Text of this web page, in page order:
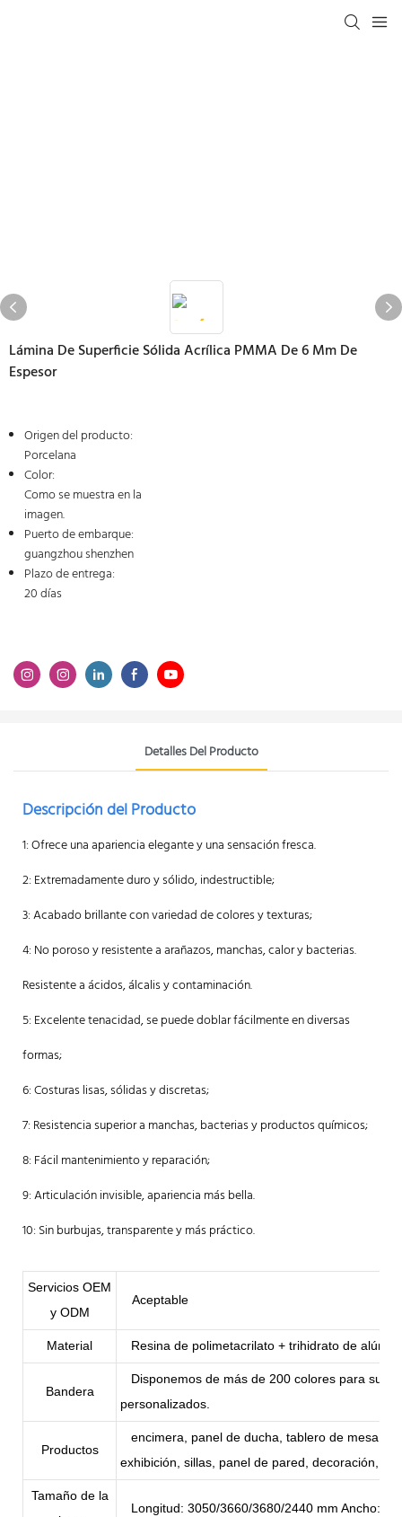
Lámina De Superficie Sólida Acrílica PMMA De 6 Mm De
Espesor
Origen del producto:
Porcelana
Color:
Como se muestra en la
imagen.
Puerto de embarque:
guangzhou shenzhen
Plazo de entrega:
20 días
Detalles Del Producto
Descripción del Producto
1: Ofrece una apariencia elegante y una sensación fresca.
2: Extremadamente duro y sólido, indestructible;
3: Acabado brillante con variedad de colores y texturas;
4: No poroso y resistente a arañazos, manchas, calor y bacterias.
Resistente a ácidos, álcalis y contaminación.
5: Excelente tenacidad, se puede doblar fácilmente en diversas
formas;
6: Costuras lisas, sólidas y discretas;
7: Resistencia superior a manchas, bacterias y productos químicos;
8: Fácil mantenimiento y reparación;
9: Articulación invisible, apariencia más bella.
10: Sin burbujas, transparente y más práctico.
Servicios OEM
y ODM
Aceptable
Material Resina de polimetacrilato + trihidrato de
Bandera
Disponemos de más de 200 colores para su
personalizados.
Productos
encimera, panel de ducha, tablero de mesa,
exhibición, sillas, panel de pared, decoración, etc.
Tamaño de la
Longitud: 3050/3660/3680/2440 mm Ancho: